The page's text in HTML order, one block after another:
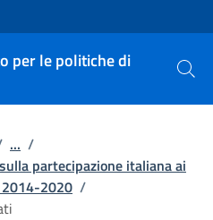
per le politiche di
Cerca
... /
partecipazione italiana ai
2014-2020 /